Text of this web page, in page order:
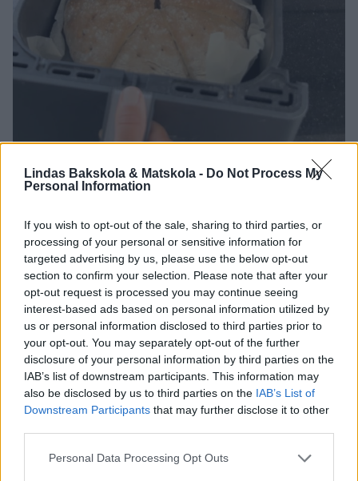
Lindas Bakskola & Matskola - Do Not Process My
Personal Information
If you wish to opt-out of the sale, sharing to third parties, or
processing of your personal or sensitive information for
targeted advertising by us, please use the below opt-out
section to confirm your selection. Please note that after your
opt-out request is processed you may continue seeing
interest-based ads based on personal information utilized by
us or personal information disclosed to third parties prior to
your opt-out. You may separately opt-out of the further
disclosure of your personal information by third parties on the
IAB’s list of downstream participants. This information may
also be disclosed by us to third parties on the IAB’s List of
Downstream Participants that may further disclose it to other
Personal Data Processing Opt Outs